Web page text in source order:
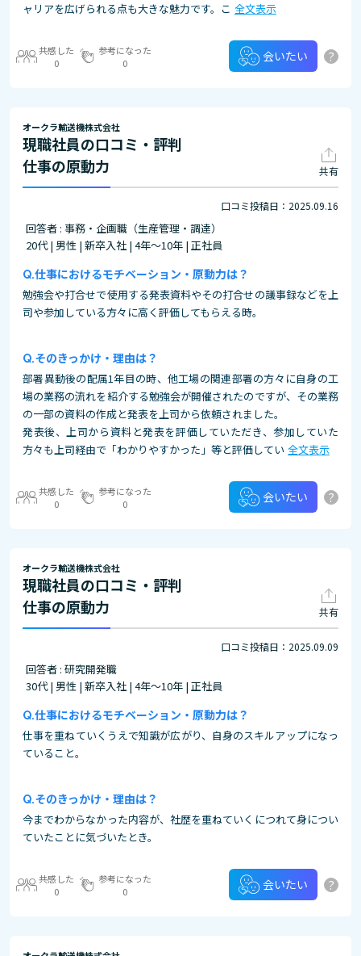
ャリアを広げられる点も大きな魅力です。こ 全文表示
共感した
0
参考になった
0
会いたい ?
オークラ輸送機株式会社
現職社員の口コミ・評判
仕事の原動力
共有
口コミ投稿日：2025.09.16
回答者 : 事務・企画職（生産管理・調達）
20代 | 男性 | 新卒入社 | 4年～10年 | 正社員
仕事におけるモチベーション・原動力は？
勉強会や打合せで使用する発表資料やその打合せの議事録などを上
司や参加している方々に高く評価してもらえる時。
そのきっかけ・理由は？
部署異動後の配属1年目の時、他工場の関連部署の方々に自身の工
場の業務の流れを紹介する勉強会が開催されたのですが、その業務
の一部の資料の作成と発表を上司から依頼されました。
発表後、上司から資料と発表を評価していただき、参加していた
方々も上司経由で「わかりやすかった」等と評価してい 全文表示
共感した
0
参考になった
0
会いたい ?
オークラ輸送機株式会社
現職社員の口コミ・評判
仕事の原動力
共有
口コミ投稿日：2025.09.09
回答者 : 研究開発職
30代 | 男性 | 新卒入社 | 4年～10年 | 正社員
仕事におけるモチベーション・原動力は？
仕事を重ねていくうえで知識が広がり、自身のスキルアップになっ
ていること。
そのきっかけ・理由は？
今までわからなかった内容が、社歴を重ねていくにつれて身につい
ていたことに気づいたとき。
共感した
0
参考になった
0
会いたい ?